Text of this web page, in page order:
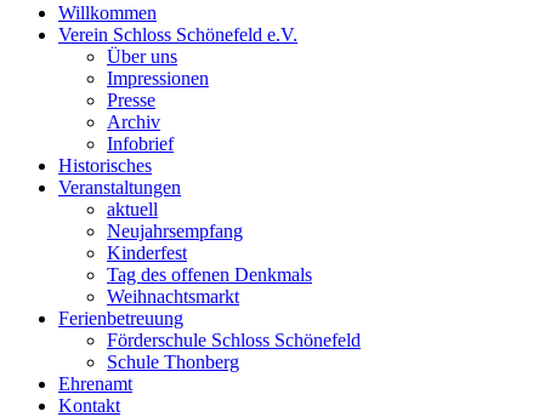
Willkommen
Verein Schloss Schönefeld e.V.
Über uns
Impressionen
Presse
Archiv
Infobrief
Historisches
Veranstaltungen
aktuell
Neujahrsempfang
Kinderfest
Tag des offenen Denkmals
Weihnachtsmarkt
Ferienbetreuung
Förderschule Schloss Schönefeld
Schule Thonberg
Ehrenamt
Kontakt